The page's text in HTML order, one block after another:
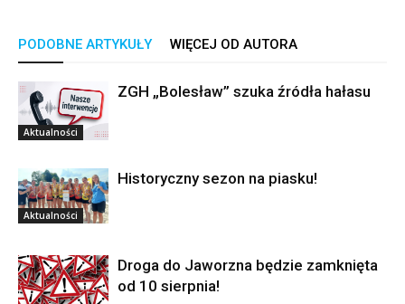
PODOBNE ARTYKUŁY WIĘCEJ OD AUTORA
Aktualności
ZGH „Bolesław” szuka źródła hałasu
Aktualności
Historyczny sezon na piasku!
Droga do Jaworzna będzie zamknięta
od 10 sierpnia!